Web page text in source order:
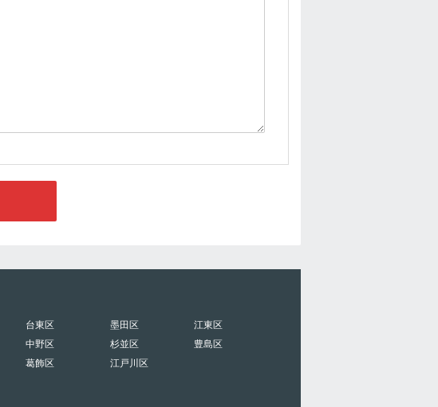
台東区 墨田区
江東区
中野区 杉並区
豊島区
葛飾区 江戸川区